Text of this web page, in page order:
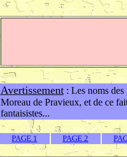
Avertissement: Les noms des
Moreau de Pravieux, et de ce
fantaisistes...
PAGE 1 PAGE 2